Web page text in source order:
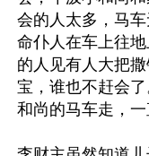
会的人太多，马
命仆人在车上往
的人见有人大把
宝，谁也不赶会
和尚的马车走，一